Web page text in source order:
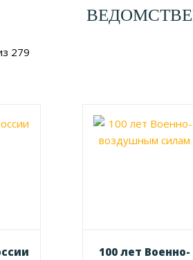
279
100 лет Военно-